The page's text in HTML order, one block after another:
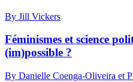
By Jill Vickers
Féminismes et science
(im)possible ?
By Danielle Coenga-Oliveira et